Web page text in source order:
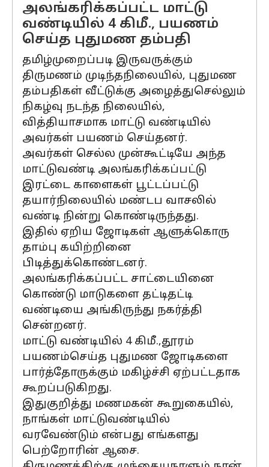
அலங்கரிக்கப்பட்ட மாட்டு
வண்டியில் 4 கிமீ., பயணம்
செய்த புதுமண தம்பதி
தமிழ்முறைப்படி இருவருக்கும்
திருமணம் முடிந்தநிலையில், புதுமண
தம்பதிகள் வீட்டுக்கு அழைத்துசெல்லும்
நிகழ்வு நடந்த நிலையில்,
வித்தியாசமாக மாட்டு வண்டியில்
அவர்கள் பயணம் செய்தனர்.
அவர்கள் செல்ல முன்கூட்டியே அந்த
மாட்டுவண்டி அலங்கரிக்கப்பட்டு
இரட்டை காளைகள் பூட்டப்பட்டு
தயார்நிலையில் மண்டப வாசலில்
வண்டி நின்று கொண்டிருந்தது.
இதில் ஏறிய ஜோடிகள் ஆளுக்கொரு
தாம்பு கயிற்றினை
பிடித்துக்கொண்டனர்.
அலங்கரிக்கப்பட்ட சாட்டையினை
கொண்டு மாடுகளை தட்டிதட்டி
வண்டியை அங்கிருந்து நகர்த்தி
சென்றனர்.
மாட்டு வண்டியில் 4 கிமீ.,தூரம்
பயணம்செய்த புதுமண ஜோடிகளை
பார்த்தோருக்கும் மகிழ்ச்சி ஏற்பட்டதாக
கூறப்படுகிறது.
இதுகுறித்து மணமகன் கூறுகையில்,
நாங்கள் மாட்டுவண்டியில்
வரவேண்டும் என்பது எங்களது
பெற்றோரின் ஆசை.